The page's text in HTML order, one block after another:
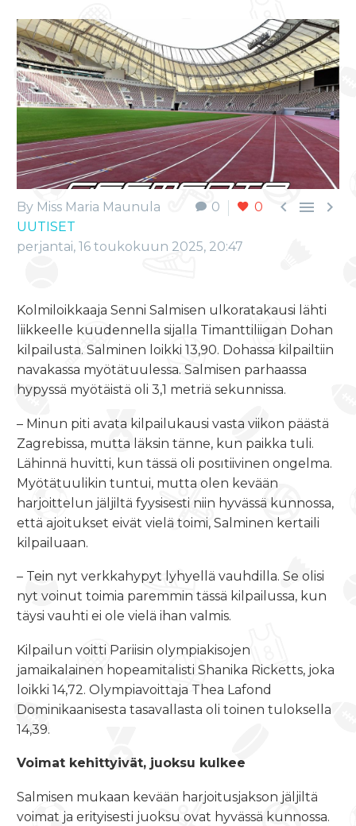
0 0   
By Miss Maria Maunula
UUTISET
perjantai, 16 toukokuun 2025, 20:47
Kolmiloikkaaja Senni Salmisen ulkoratakausi lähti
liikkeelle kuudennella sijalla Timanttiliigan Dohan
kilpailusta. Salminen loikki 13,90. Dohassa kilpailtiin
navakassa myötätuulessa. Salmisen parhaassa
hypyssä myötäistä oli 3,1 metriä sekunnissa.
– Minun piti avata kilpailukausi vasta viikon päästä
Zagrebissa, mutta läksin tänne, kun paikka tuli.
Lähinnä huvitti, kun tässä oli posıtiivinen ongelma.
Myötätuulikin tuntui, mutta olen kevään
harjoittelun jäljiltä fyysisesti niin hyvässä kunnossa,
että ajoitukset eivät vielä toimi, Salminen kertaili
kilpailuaan.
– Tein nyt verkkahypyt lyhyellä vauhdilla. Se olisi
nyt voinut toimia paremmin tässä kilpailussa, kun
täysi vauhti ei ole vielä ihan valmis.
Kilpailun voitti Pariisin olympiakisojen
jamaikalainen hopeamitalisti Shanika Ricketts, joka
loikki 14,72. Olympiavoittaja Thea Lafond
Dominikaanisesta tasavallasta oli toinen tuloksella
14,39.
Voimat kehittyivät, juoksu kulkee
Salmisen mukaan kevään harjoitusjakson jäljiltä
voimat ja erityisesti juoksu ovat hyvässä kunnossa.